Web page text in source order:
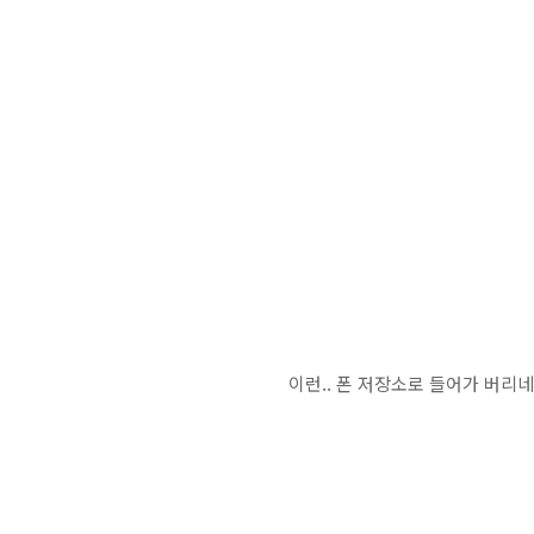
이런.. 폰 저장소로 들어가 버리